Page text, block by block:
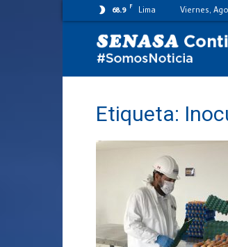
68.9 F Lima Viernes,
Etiqueta: